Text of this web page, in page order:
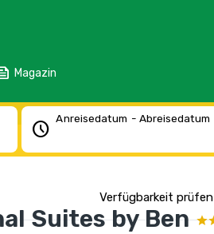
Magazin
schedule Anreisedatum - Abreisedatum
Verfügbarkeit prüfen
Suites by Ben